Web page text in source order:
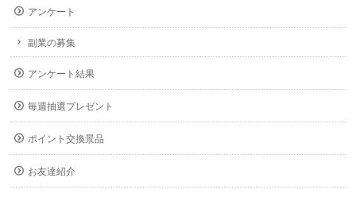
アンケート
副業の募集
アンケート結果
毎週抽選プレゼント
ポイント交換景品
お友達紹介